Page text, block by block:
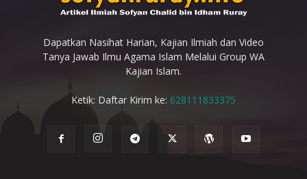
Dapatkan Nasihat Harian, Kajian Ilmiah dan Video
Tanya Jawab Ilmu Agama Islam Melalui Group WA
Kajian Islam.
Ketik: Daftar Kirim ke: 628111833375